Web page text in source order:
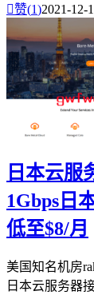
赞(1)2021-12-
日本云服
1Gbps日
低至$8/月
美国知名机房
日本云服务器